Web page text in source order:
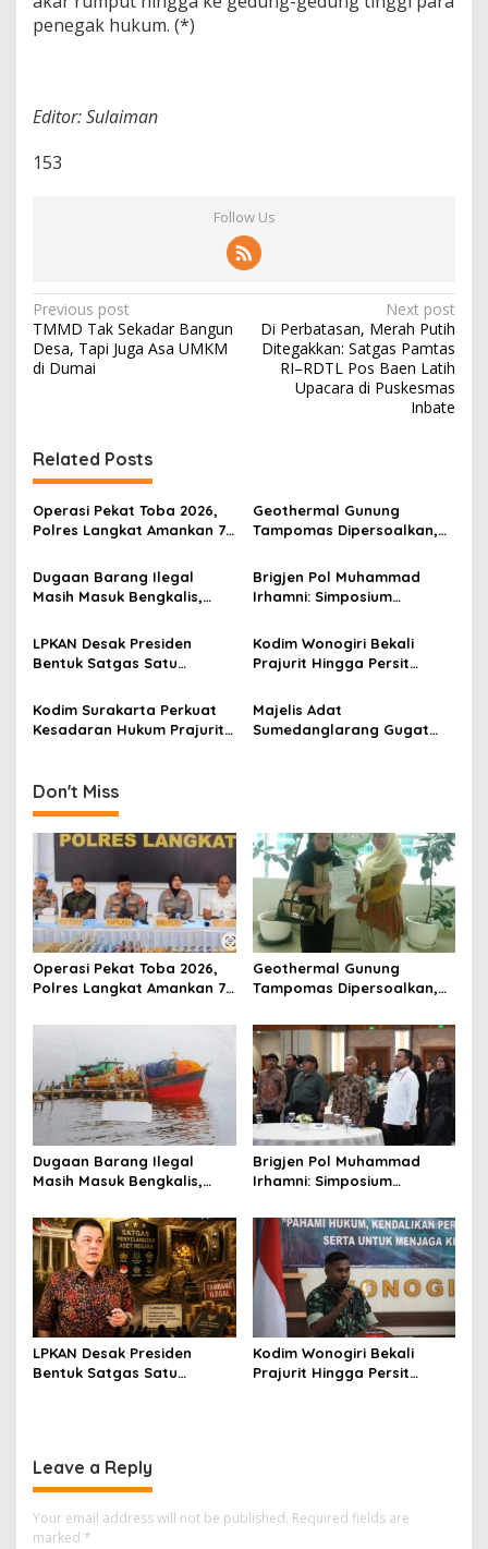
penegak hukum. (*)
Editor: Sulaiman
153
Follow Us
P
o
s
a
v
i
a
i
o
n
Previous post
TMMD Tak Sekadar Bangun
Desa, Tapi Juga Asa UMKM
di Dumai
Next post
Di Perbatasan, Merah Putih
Ditegakkan: Satgas Pamtas
RI–RDTL Pos Baen Latih
Upacara di Puskesmas
Inbate
Related Posts
Operasi Pekat Toba 2026,
Polres Langkat Amankan 77
Sejumlah Kasus
Geothermal Gunung
Tampomas Dipersoalkan,
Sanggahan ke DLH Jawa
Barat
Dugaan Barang Ilegal
Masih Masuk Bengkalis,
Pengawasan Menguat
Brigjen Pol Muhammad
Irhamni: Simposium
Masukan Penting Perkuat
Penegakan Hukum
Lingkungan
LPKAN Desak Presiden
Bentuk Satgas Satu
Negara hingga Tambang
Ilegal
Kodim Wonogiri Bekali
Prajurit Hingga Persit
Ini Tujuannya
Kodim Surakarta Perkuat
Kesadaran Hukum Prajurit
Majelis Adat
Sumedanglarang Gugat
Don't Miss
Operasi Pekat Toba 2026,
Polres Langkat Amankan 77
Sejumlah Kasus
Geothermal Gunung
Tampomas Dipersoalkan,
Sanggahan ke DLH Jawa
Barat
Dugaan Barang Ilegal
Masih Masuk Bengkalis,
Pengawasan Menguat
Brigjen Pol Muhammad
Irhamni: Simposium
Masukan Penting Perkuat
Penegakan Hukum
Lingkungan
LPKAN Desak Presiden
Bentuk Satgas Satu
Kodim Wonogiri Bekali
Prajurit Hingga Persit
Leave a Reply
Your email address will not be published. Required fields are
marked *